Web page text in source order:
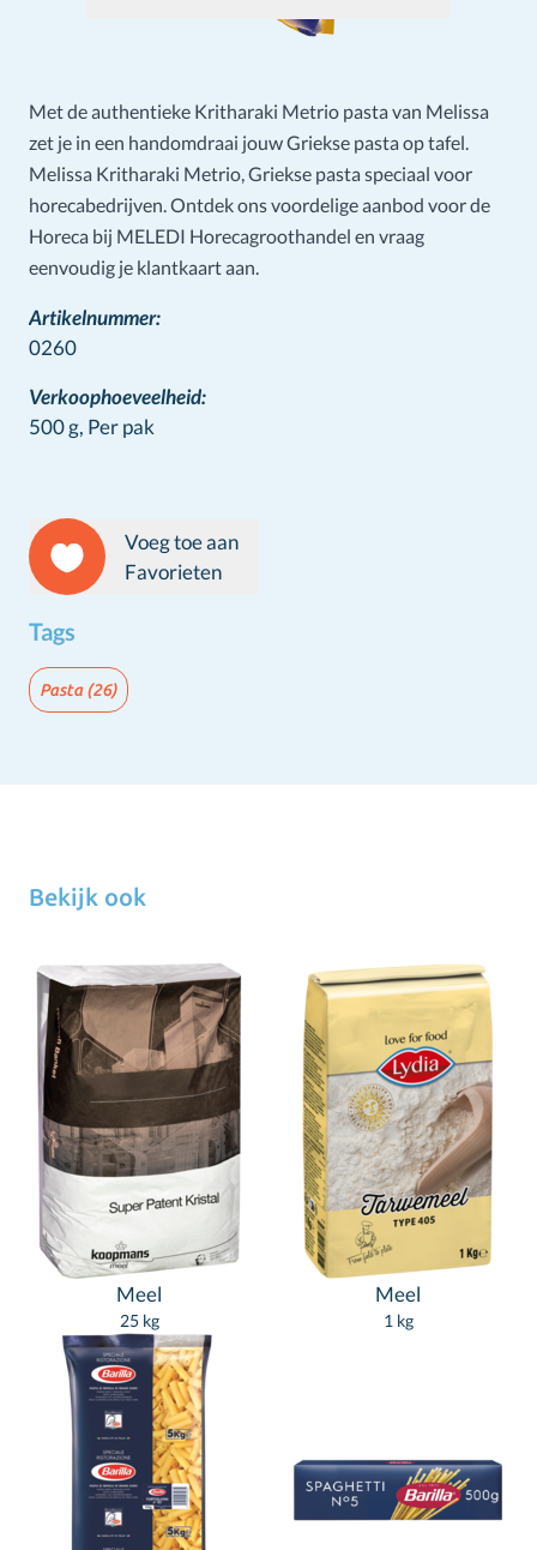
Met de authentieke Kritharaki Metrio pasta van Melissa
zet je in een handomdraai jouw Griekse pasta op tafel.
Melissa Kritharaki Metrio, Griekse pasta speciaal voor
horecabedrijven. Ontdek ons voordelige aanbod voor de
Horeca bij MELEDI Horecagroothandel en vraag
eenvoudig je klantkaart aan.
Artikelnummer:
0260
Verkoophoeveelheid:
500 g, Per pak
Voeg toe aan
Favorieten
Tags
Pasta(26)
Bekijk ook
Meel
25 kg
Meel
1 kg